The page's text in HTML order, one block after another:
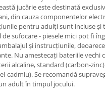
jucărie este destinată
din cauza componentelor
pentru adulți sunt incluse și
de sufocare - piesele mici pot fi
și instrucțiunile,
Nu amestecați bateriile vechi
alcaline, standard (carbon-
cadmiu). Se recomandă
adult în timpul jocului.